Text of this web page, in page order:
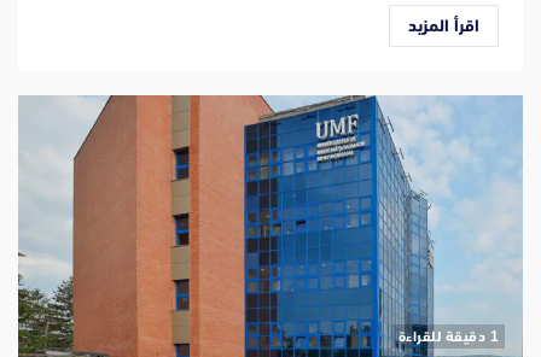
اقرأ المزيد
‫1 دقيقة للقراءة